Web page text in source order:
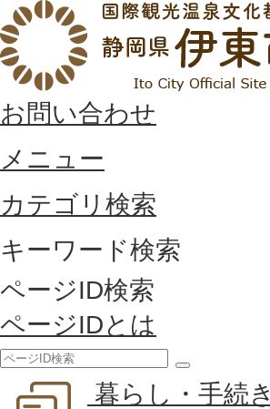
お問い合わせ
メニュー
カテゴリ検索
キーワード検索
ページID検索
ページIDとは
索
暮らし・手続き